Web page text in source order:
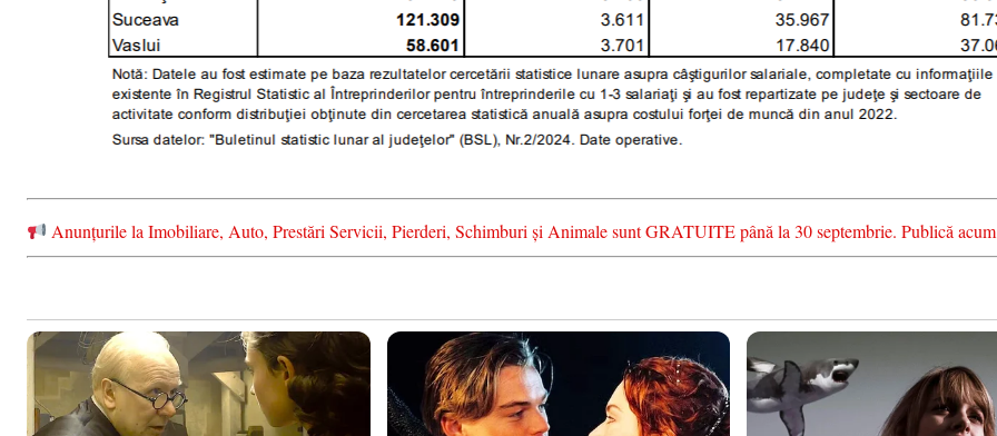
Anunțurile la Imobiliare, Auto, Prestări Servicii, Pierderi, Schimburi și Animale sunt GRATUITE până la 30 septembrie. Publică